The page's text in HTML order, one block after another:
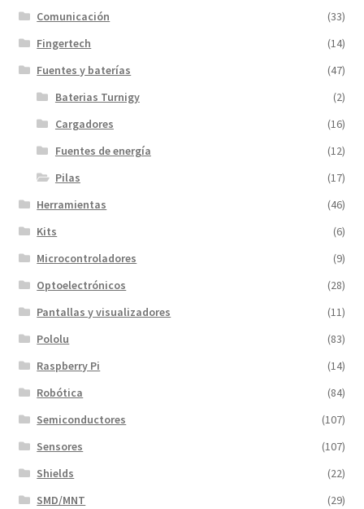
Comunicación
(33)
Fingertech
(14)
Fuentes y baterías
(47)
Baterias Turnigy
(2)
Cargadores
(16)
Fuentes de energía
(12)
Pilas
(17)
Herramientas
(46)
Kits
(6)
Microcontroladores
(9)
Optoelectrónicos
(28)
Pantallas y visualizadores
(11)
Pololu
(83)
Raspberry Pi
(14)
Robótica
(84)
Semiconductores
(107)
Sensores
(107)
Shields
(22)
SMD/MNT
(29)